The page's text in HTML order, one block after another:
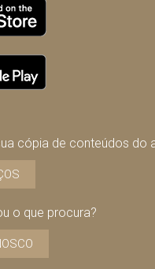
cópia de conteúdos do
o que procura?